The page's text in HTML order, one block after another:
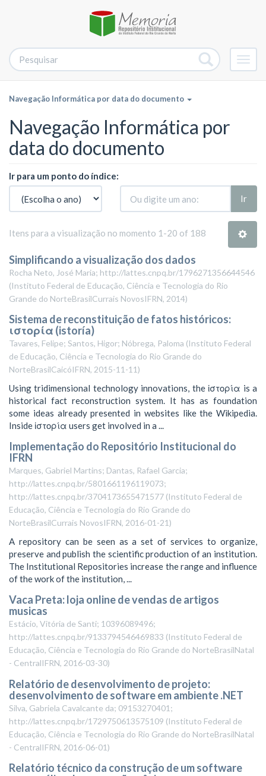
Navegação Informática por data do documento
Navegação Informática por
data do documento
Ir para um ponto do índice:
Ir
Itens para a visualização no momento 1-20 of 188
Simplificando a visualização dos dados
Rocha Neto, José Maria; http://lattes.cnpq.br/1796271356644546
(Instituto Federal de Educação, Ciência e Tecnologia do Rio
Grande do NorteBrasilCurrais NovosIFRN, 2014)
Sistema de reconstituição de fatos históricos:
ιστορία (istoría)
Tavares, Felipe; Santos, Higor; Nóbrega, Paloma (Instituto Federal
de Educação, Ciência e Tecnologia do Rio Grande do
NorteBrasilCaicóIFRN, 2015-11-11)
Using tridimensional technology innovations, the ἱστορία is a
historical fact reconstruction system. It has as foundation
some ideas already presented in websites like the Wikipedia.
Inside ἱστορία users get involved in a ...
Implementação do Repositório Institucional do
IFRN
Marques, Gabriel Martins; Dantas, Rafael Garcia;
http://lattes.cnpq.br/5801661196119073;
http://lattes.cnpq.br/3704173655471577 (Instituto Federal de
Educação, Ciência e Tecnologia do Rio Grande do
NorteBrasilCurrais NovosIFRN, 2016-01-21)
A repository can be seen as a set of services to organize,
preserve and publish the scientific production of an institution.
The Institutional Repositories increase the range and influence
of the work of the institution, ...
Vaca Preta: loja online de vendas de artigos
musicas
Estácio, Vitória de Santi; 10396089496;
http://lattes.cnpq.br/9133794546469833 (Instituto Federal de
Educação, Ciência e Tecnologia do Rio Grande do NorteBrasilNatal
- CentralIFRN, 2016-03-30)
Relatório de desenvolvimento de projeto:
desenvolvimento de software em ambiente .NET
Silva, Gabriela Cavalcante da; 09153270401;
http://lattes.cnpq.br/1729750613575109 (Instituto Federal de
Educação, Ciência e Tecnologia do Rio Grande do NorteBrasilNatal
- CentralIFRN, 2016-06-01)
Relatório técnico da construção de um software